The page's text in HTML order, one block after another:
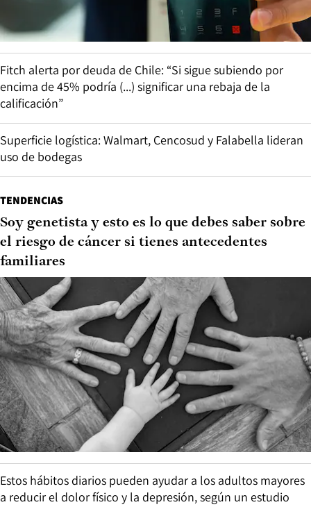
Fitch alerta por deuda de Chile: “Si sigue subiendo por
encima de 45% podría (...) significar una rebaja de la
calificación”
Superficie logística: Walmart, Cencosud y Falabella lideran
uso de bodegas
TENDENCIAS
Soy genetista y esto es lo que debes saber sobre
el riesgo de cáncer si tienes antecedentes
familiares
Estos hábitos diarios pueden ayudar a los adultos mayores
a reducir el dolor físico y la depresión, según un estudio